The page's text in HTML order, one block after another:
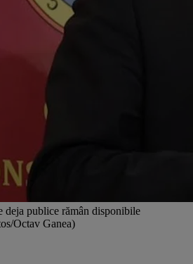
deja publice rămân disponibile
Octav Ganea)